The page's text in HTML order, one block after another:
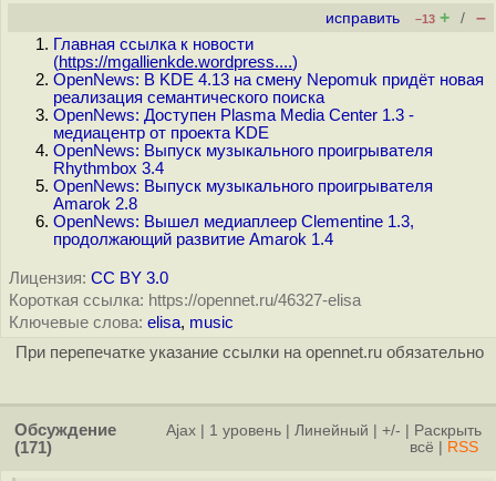
исправить –13 + / –
Главная ссылка к новости
(https://mgallienkde.wordpress....)
OpenNews: В KDE 4.13 на смену Nepomuk придёт новая
реализация семантического поиска
OpenNews: Доступен Plasma Media Center 1.3 -
медиацентр от проекта KDE
OpenNews: Выпуск музыкального проигрывателя
Rhythmbox 3.4
OpenNews: Выпуск музыкального проигрывателя
Amarok 2.8
OpenNews: Вышел медиаплеер Clementine 1.3,
продолжающий развитие Amarok 1.4
Лицензия: CC BY 3.0
Короткая ссылка: https://opennet.ru/46327-elisa
Ключевые слова: elisa, music
При перепечатке указание ссылки на opennet.ru обязательно
Обсуждение
(171)
Ajax 1 уровень Линейный +/-
Раскрыть
всё
RSS